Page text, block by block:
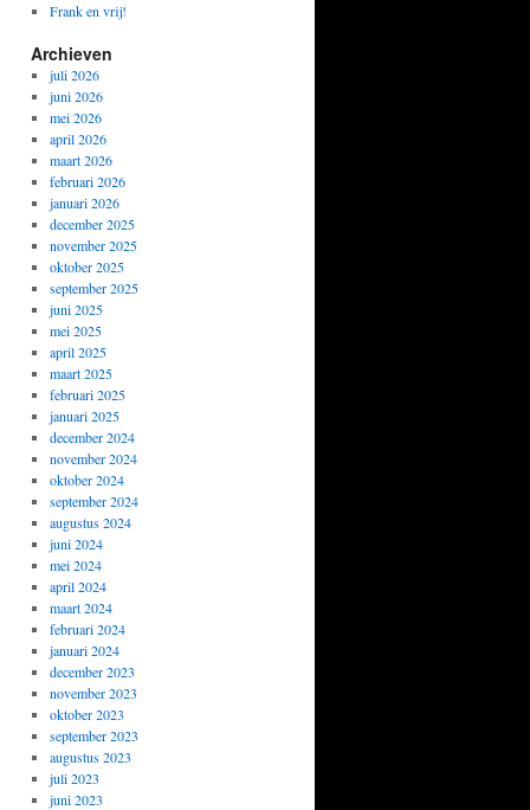
Frank en vrij!
Archieven
juli 2026
juni 2026
mei 2026
april 2026
maart 2026
februari 2026
januari 2026
december 2025
november 2025
oktober 2025
september 2025
juni 2025
mei 2025
april 2025
maart 2025
februari 2025
januari 2025
december 2024
november 2024
oktober 2024
september 2024
augustus 2024
juni 2024
mei 2024
april 2024
maart 2024
februari 2024
januari 2024
december 2023
november 2023
oktober 2023
september 2023
augustus 2023
juli 2023
juni 2023